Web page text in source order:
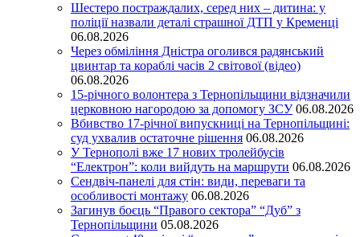
Шестеро постраждалих, серед них – дитина: у
поліції назвали деталі страшної ДТП у Кременці
06.08.2026
Через обміління Дністра оголився радянський
цвинтар та кораблі часів 2 світової (відео)
06.08.2026
15-річного волонтера з Тернопільщини відзначили
церковною нагородою за допомогу ЗСУ 06.08.2026
Вбивство 17-річної випускниці на Тернопільщині:
суд ухвалив остаточне рішення 06.08.2026
У Тернополі вже 17 нових тролейбусів
“Електрон”: коли вийдуть на маршрути 06.08.2026
Сендвіч-панелі для стін: види, переваги та
особливості монтажу 06.08.2026
Загинув боєць “Правого сектора” “Дуб” з
Тернопільщини 05.08.2026